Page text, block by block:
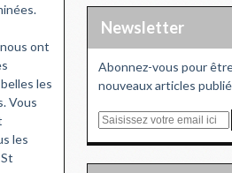
ont
les
Vous
les
Newsletter
Abonnez-vous pour
nouveaux articles
E